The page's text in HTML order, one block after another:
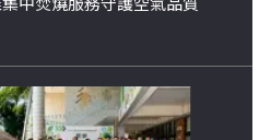
中焚燒服務守護空氣品質